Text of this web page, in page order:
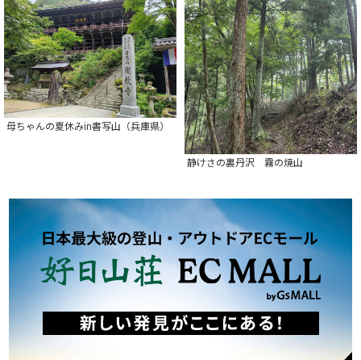
母ちゃんの夏休みin書写山（兵庫県）
静けさの裏丹沢 霧の焼山